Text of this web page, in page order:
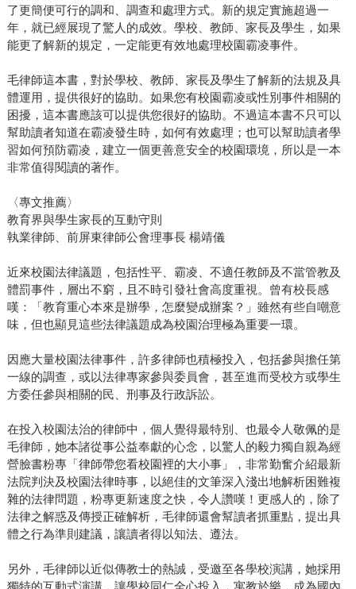
了更簡便可行的調和、調查和處理方式。新的規定實施超過一
年，就已經展現了驚人的成效。學校、教師、家長及學生，如果
能更了解新的規定，一定能更有效地處理校園霸凌事件。
毛律師這本書，對於學校、教師、家長及學生了解新的法規及具
體運用，提供很好的協助。如果您有校園霸凌或性別事件相關的
困擾，這本書應該可以提供您很好的協助。不過這本書不只可以
幫助讀者知道在霸凌發生時，如何有效處理；也可以幫助讀者學
習如何預防霸凌，建立一個更善意安全的校園環境，所以是一本
非常值得閱讀的著作。
〈專文推薦〉
教育界與學生家長的互動守則
執業律師、前屏東律師公會理事長 楊靖儀
近來校園法律議題，包括性平、霸凌、不適任教師及不當管教及
體罰事件，層出不窮，且不時引發社會高度重視。曾有校長感
嘆：「教育重心本來是辦學，怎麼變成辦案？」雖然有些自嘲意
味，但也顯見這些法律議題成為校園治理極為重要一環。
因應大量校園法律事件，許多律師也積極投入，包括參與擔任第
一線的調查，或以法律專家參與委員會，甚至進而受校方或學生
方委任參與相關的民、刑事及行政訴訟。
在投入校園法治的律師中，個人覺得最特別、也最令人敬佩的是
毛律師，她本諸從事公益奉獻的心念，以驚人的毅力獨自親為經
營臉書粉專「律師帶您看校園裡的大小事」，非常勤奮介紹最新
法院判決及校園法律時事，以絕佳的文筆深入淺出地解析困難複
雜的法律問題，粉專更新速度之快，令人讚嘆！更感人的，除了
法律之解惑及傳授正確解析，毛律師還會幫讀者抓重點，提出具
體之行為準則建議，讓讀者得以知法、遵法。
另外，毛律師以近似傳教士的熱誠，受邀至各學校演講，她採用
獨特的互動式演講，讓學校同仁全心投入，寓教於樂，成為國內